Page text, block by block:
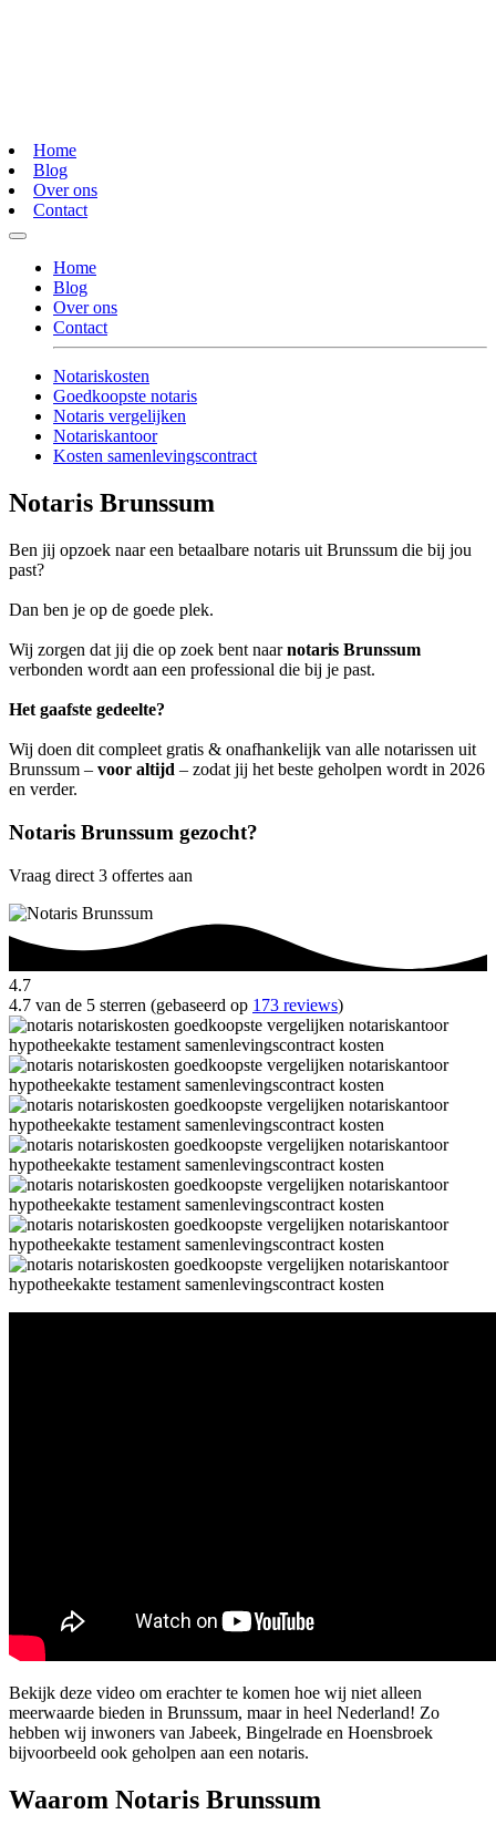
Home
Blog
Over ons
Contact
Home
Blog
Over ons
Contact
Notariskosten
Goedkoopste notaris
Notaris vergelijken
Notariskantoor
Kosten samenlevingscontract
Notaris Brunssum
Ben jij opzoek naar een betaalbare notaris uit Brunssum die bij jou
past?
Dan ben je op de goede plek.
Wij zorgen dat jij die op zoek bent naarnotaris Brunssum
verbonden wordt aan een professional die bij je past.
Het gaafste gedeelte?
Wij doen dit compleet gratis & onafhankelijk van alle notarissen uit
Brunssum – voor altijd – zodat jij het beste geholpen wordt in 2026
en verder.
Notaris Brunssum gezocht?
Vraag direct 3 offertes aan
4.7
4.7 van de 5 sterren (gebaseerd op 173 reviews)
Bekijk deze video om erachter te komen hoe wij niet alleen
meerwaarde bieden in Brunssum, maar in heel Nederland! Zo
hebben wij inwoners van Jabeek, Bingelrade en Hoensbroek
bijvoorbeeld ook geholpen aan een notaris.
Waarom Notaris Brunssum